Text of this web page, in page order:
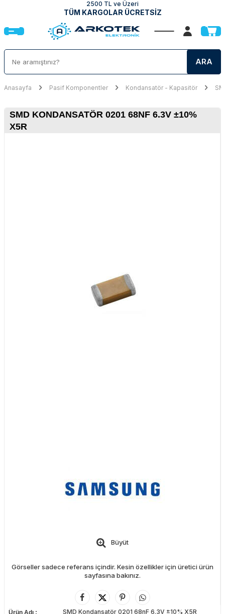
2500 TL ve Üzeri
TÜM KARGOLAR ÜCRETSİZ
ARA
Anasayfa Pasif Komponentler Kondansatör - Kapasitör
SMD KONDANSATÖR 0201 68NF 6.3V ±10%
X5R
Büyüt
Görseller sadece referans içindir. Kesin özellikler için üretici ürün
sayfasına bakınız.
Ürün Adı SMD Kondansatör 0201 68nF 6.3V ±10% X5R